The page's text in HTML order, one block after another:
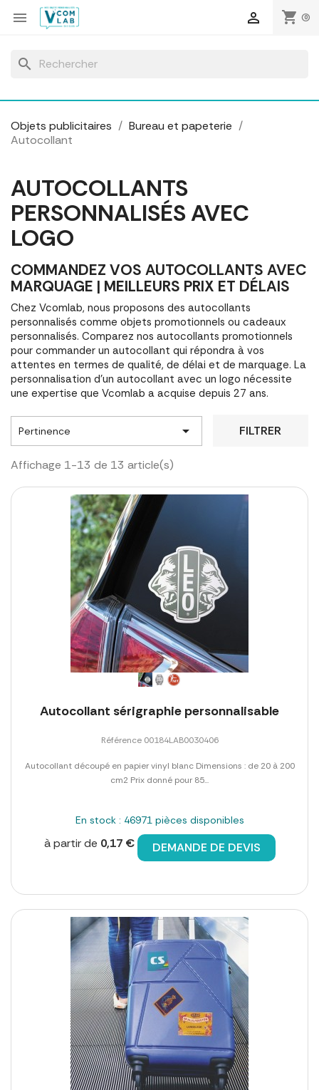
 shopping_cart (0)

search
Objets publicitaires
Bureau et papeterie
Autocollant
AUTOCOLLANTS
PERSONNALISÉS AVEC
LOGO
COMMANDEZ VOS AUTOCOLLANTS AVEC
MARQUAGE | MEILLEURS PRIX ET DÉLAIS
Chez Vcomlab, nous proposons des autocollants
personnalisés comme objets promotionnels ou cadeaux
personnalisés. Comparez nos autocollants promotionnels
pour commander un autocollant qui répondra à vos
attentes en termes de qualité, de délai et de marquage. La
personnalisation d'un autocollant avec un logo nécessite
une expertise que Vcomlab a acquise depuis 27 ans.
Pertinence  FILTRER
Affichage 1-13 de 13 article(s)
Autocollant sérigraphie personnalisable
Référence 00184LAB0030406
Autocollant découpé en papier vinyl blanc Dimensions : de 20 à 200
cm2 Prix donné pour 85...
En stock : 46971 pièces disponibles
à partir de 0,17 € DEMANDE DE DEVIS
Panneau de gestion des cookies